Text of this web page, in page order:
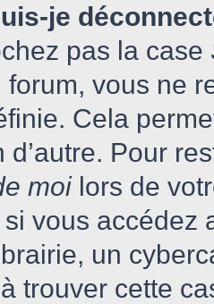
je
pas la case
vous ne
Cela
d’autre. Pour
moilors de
vous accédez
un
trouver cette